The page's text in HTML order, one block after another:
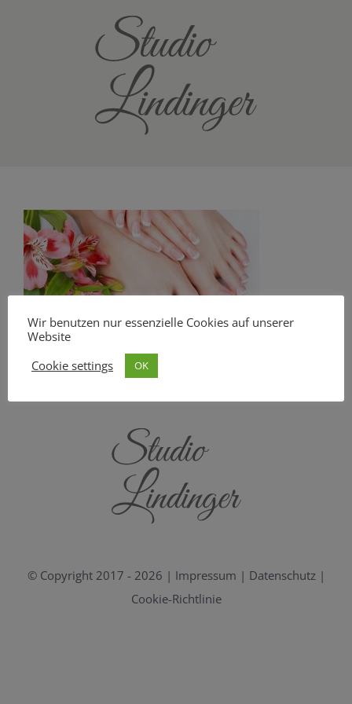
© Copyright 2017 - 2026 | Impressum | Datenschutz|
Cookie-Richtlinie
Wir benutzen nur essenzielle Cookies auf unserer
Website
Cookie settings
OK